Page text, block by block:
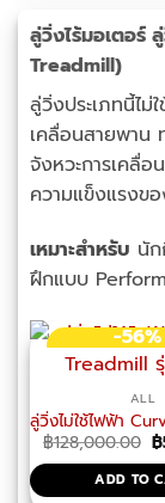
ลู่วิ่งไร้มอเตอร์
Treadmill)
ลู่วิ่งประเภทนี้ไม่
เคลื่อนสายพาน
จังหวะการเคลื่
ความแข็งแรงข
เหมาะสำหรับ นั
ฝึกแบบ
-56%
ALL
ลู่วิ่งไม่ใช้ไฟฟ้า
฿128,000.00 ฿
ADD TO